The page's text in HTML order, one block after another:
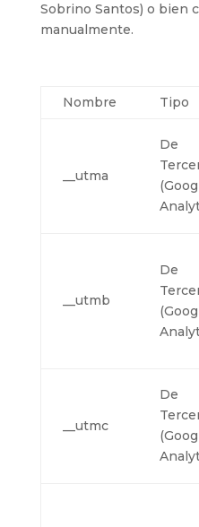
Sobrino Santos) o bien
manualmente.
Nombre Tipo
__utma
De
__utmb
De
__utmc
De